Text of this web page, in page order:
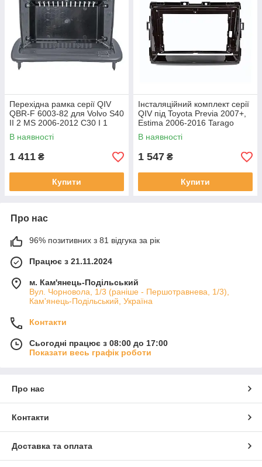
Перехідна рамка серії QIV
QBR-F 6003-82 для Volvo S40
II 2 MS 2006-2012 C30 I 1
2006-2013 C70 II 2 2004-2010
9 дюймів
В наявності
1 411 ₴
Купити
Інсталяційний комплект серії
QIV під Toyota Previa 2007+,
Estima 2006-2016 Tarago
2007-2016 (W1) 9 дюймів
В наявності
1 547 ₴
Купити
Про нас
96% позитивних з 81 відгука за рік
Працює з 21.11.2024
м. Кам'янець-Подільський
Вул. Чорновола, 1/3 (раніше - Першотравнева, 1/3),
Кам'янець-Подільський, Україна
Контакти
Сьогодні працює з 08:00 до 17:00
Показати весь графік роботи
Про нас
Контакти
Доставка та оплата